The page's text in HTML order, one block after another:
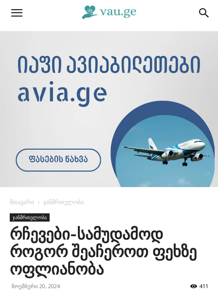
მთავარი ჯანმრთელობა
ჯანმრთელობა
რჩევები-სამუდამოდ
როგორ შეაჩეროთ ფეხზე
ოფლიანობა
ნოემბერი 20, 2024 411